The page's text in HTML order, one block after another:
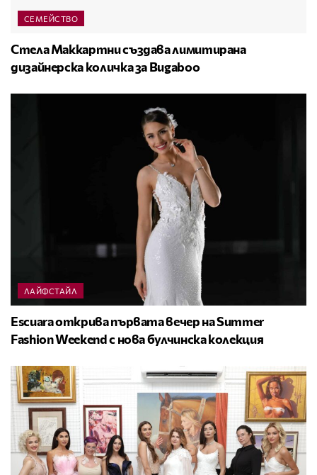
СЕМЕЙСТВО
Стела Маккартни създава лимитирана
дизайнерска количка за Bugaboo
ЛАЙФСТАЙЛ
Escuara открива първата вечер на Summer
Fashion Weekend с нова булчинска колекция